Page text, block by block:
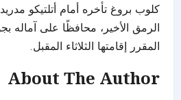
الرمق الأخير، محافظًا على آماله
المقرر إقامتها الثلاثاء المقبل.
About The Author